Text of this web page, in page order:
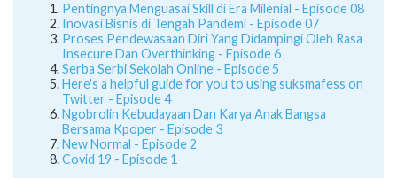
Pentingnya Menguasai Skill di Era Milenial - Episode 08
Inovasi Bisnis di Tengah Pandemi - Episode 07
Proses Pendewasaan Diri Yang Didampingi Oleh Rasa
Insecure Dan Overthinking - Episode 6
Serba Serbi Sekolah Online - Episode 5
Here's a helpful guide for you to using suksmafess on
Twitter - Episode 4
Ngobrolin Kebudayaan Dan Karya Anak Bangsa
Bersama Kpoper - Episode 3
New Normal - Episode 2
Covid 19 - Episode 1